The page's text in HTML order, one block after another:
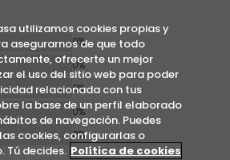
0%
0%
0%
0%
0%
utilizamos cookies propias y
asegurarnos de que todo
ofrecerte un mejor
el uso del sitio web para poder
relacionada con tus
la base de un perfil elaborado
de navegación. Puedes
cookies, configurarlas o
Tú decides. Política de cookies